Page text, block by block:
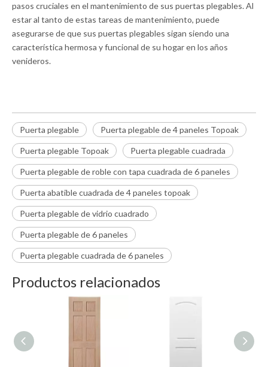
pasos cruciales en el mantenimiento de sus puertas plegables. Al
estar al tanto de estas tareas de mantenimiento, puede
asegurarse de que sus puertas plegables sigan siendo una
característica hermosa y funcional de su hogar en los años
venideros.
Puerta plegable Puerta plegable de 4 paneles Topoak
Puerta plegable Topoak Puerta plegable cuadrada
Puerta plegable de roble con tapa cuadrada de 6 paneles
Puerta abatible cuadrada de 4 paneles topoak
Puerta plegable de vidrio cuadrado
Puerta plegable de 6 paneles
Puerta plegable cuadrada de 6 paneles
Productos relacionados